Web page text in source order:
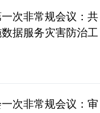
次非常规会议：共
据服务灾害防治工
次非常规会议：审